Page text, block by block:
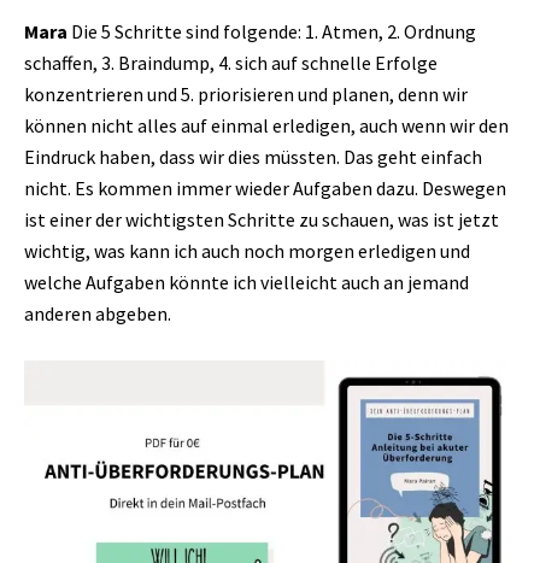
Mara Die 5 Schritte sind folgende: 1. Atmen, 2. Ordnung
schaffen, 3. Braindump, 4. sich auf schnelle Erfolge
konzentrieren und 5. priorisieren und planen, denn wir
können nicht alles auf einmal erledigen, auch wenn wir den
Eindruck haben, dass wir dies müssten. Das geht einfach
nicht. Es kommen immer wieder Aufgaben dazu. Deswegen
ist einer der wichtigsten Schritte zu schauen, was ist jetzt
wichtig, was kann ich auch noch morgen erledigen und
welche Aufgaben könnte ich vielleicht auch an jemand
anderen abgeben.